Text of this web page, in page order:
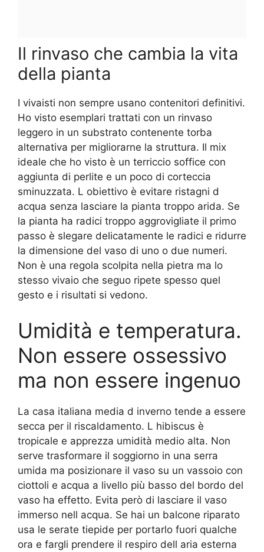
Il rinvaso che cambia la vita
della pianta
I vivaisti non sempre usano contenitori definitivi.
Ho visto esemplari trattati con un rinvaso
leggero in un substrato contenente torba
alternativa per migliorarne la struttura. Il mix
ideale che ho visto è un terriccio soffice con
aggiunta di perlite e un poco di corteccia
sminuzzata. L obiettivo è evitare ristagni d
acqua senza lasciare la pianta troppo arida. Se
la pianta ha radici troppo aggrovigliate il primo
passo è slegare delicatamente le radici e ridurre
la dimensione del vaso di uno o due numeri.
Non è una regola scolpita nella pietra ma lo
stesso vivaio che seguo ripete spesso quel
gesto e i risultati si vedono.
Umidità e temperatura.
Non essere ossessivo
ma non essere ingenuo
La casa italiana media d inverno tende a essere
secca per il riscaldamento. L hibiscus è
tropicale e apprezza umidità medio alta. Non
serve trasformare il soggiorno in una serra
umida ma posizionare il vaso su un vassoio con
ciottoli e acqua a livello più basso del bordo del
vaso ha effetto. Evita però di lasciare il vaso
immerso nell acqua. Se hai un balcone riparato
usa le serate tiepide per portarlo fuori qualche
ora e fargli prendere il respiro dell aria esterna